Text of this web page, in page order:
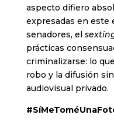
aspecto difiero
expresadas en este
senadores, el
prácticas
criminalizarse: lo
robo y la difusión
audiovisual privado.